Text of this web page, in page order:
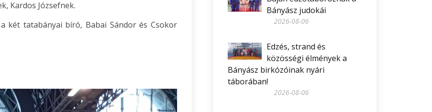
Kardos Józsefnek.
két tatabányai bíró, Babai Sándor és Csokor
Bányász judokái
2026-08-06
Edzés, strand és
közösségi élmények a
Bányász birkózóinak nyári
táborában!
2026-08-06